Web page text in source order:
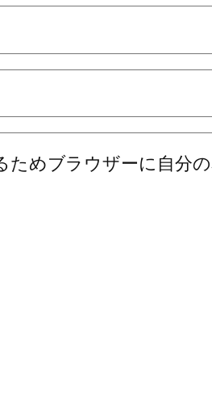
めブラウザーに自分